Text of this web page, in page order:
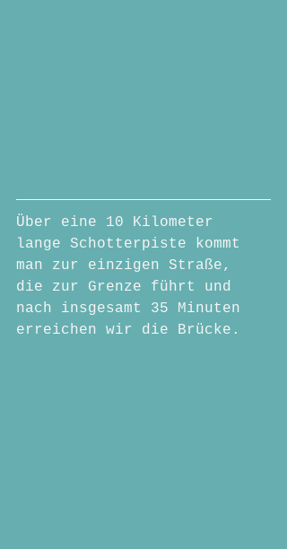
Über eine 10 Kilometer
lange Schotterpiste kommt
man zur einzigen Straße,
die zur Grenze führt und
nach insgesamt 35 Minuten
erreichen wir die Brücke.